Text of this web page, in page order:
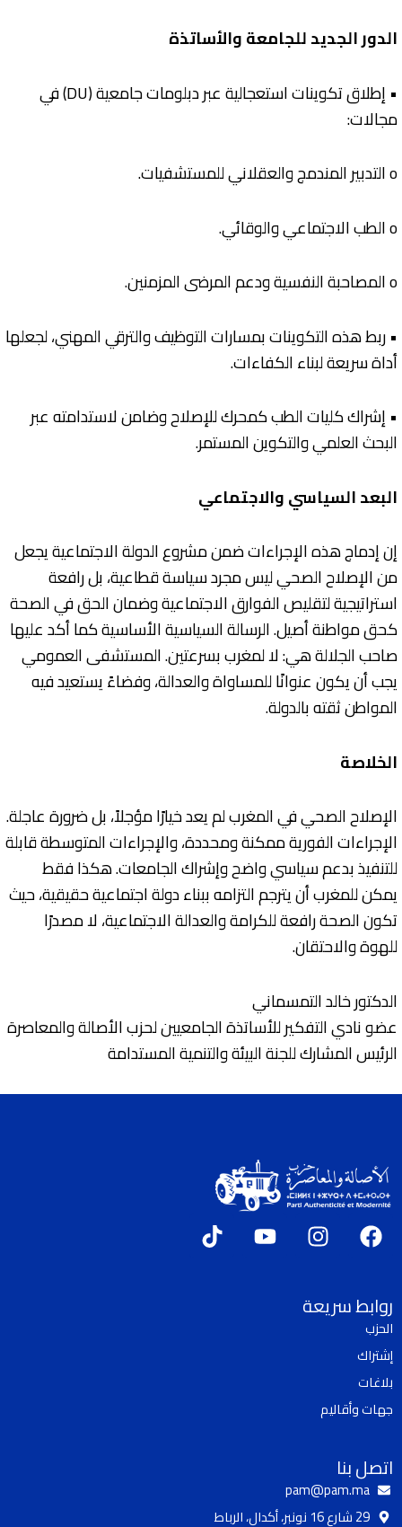
الدور الجديد للجامعة والأساتذة
• إطلاق تكوينات استعجالية عبر دبلومات جامعية (DU) في
مجالات:
o التدبير المندمج والعقلاني للمستشفيات.
o الطب الاجتماعي والوقائي.
o المصاحبة النفسية ودعم المرضى المزمنين.
• ربط هذه التكوينات بمسارات التوظيف والترقي المهني، لجعلها
أداة سريعة لبناء الكفاءات.
• إشراك كليات الطب كمحرك للإصلاح وضامن لاستدامته عبر
البحث العلمي والتكوين المستمر.
البعد السياسي والاجتماعي
إن إدماج هذه الإجراءات ضمن مشروع الدولة الاجتماعية يجعل
من الإصلاح الصحي ليس مجرد سياسة قطاعية، بل رافعة
استراتيجية لتقليص الفوارق الاجتماعية وضمان الحق في الصحة
كحق مواطنة أصيل. الرسالة السياسية الأساسية كما أكد عليها
صاحب الجلالة هي: لا لمغرب بسرعتين. المستشفى العمومي
يجب أن يكون عنوانًا للمساواة والعدالة، وفضاءً يستعيد فيه
المواطن ثقته بالدولة.
الخلاصة
الإصلاح الصحي في المغرب لم يعد خيارًا مؤجلاً، بل ضرورة عاجلة.
الإجراءات الفورية ممكنة ومحددة، والإجراءات المتوسطة قابلة
للتنفيذ بدعم سياسي واضح وإشراك الجامعات. هكذا فقط
يمكن للمغرب أن يترجم التزامه ببناء دولة اجتماعية حقيقية، حيث
تكون الصحة رافعة للكرامة والعدالة الاجتماعية، لا مصدرًا
للهوة والاحتقان.
الدكتور خالد التمسماني
عضو نادي التفكير للأساتذة الجامعيين لحزب الأصالة والمعاصرة
الرئيس المشارك للجنة البيئة والتنمية المستدامة
F
a
b
o
o
k
I
n
a
Y
o
T
i
روابط سريعة
الحزب
إشتراك
بلاغات
جهات وأقاليم
اتصل بنا
pam@pam.ma
29 شارع 16 نونبر، أكدال، الرباط